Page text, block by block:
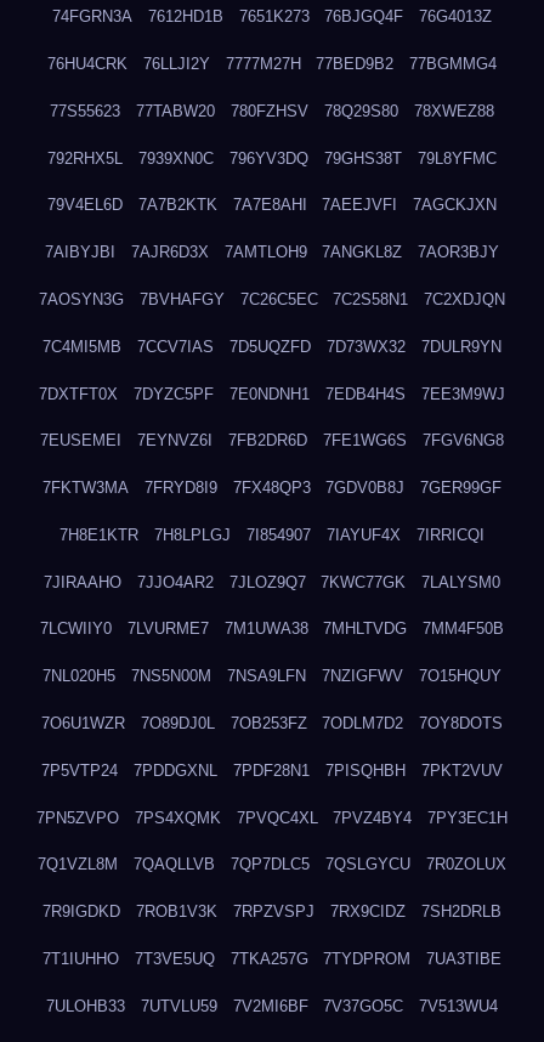
74FGRN3A 7612HD1B 7651K273 76BJGQ4F 76G4013Z
76HU4CRK 76LLJI2Y 7777M27H 77BED9B2 77BGMMG4
77S55623 77TABW20 780FZHSV 78Q29S80 78XWEZ88
792RHX5L 7939XN0C 796YV3DQ 79GHS38T 79L8YFMC
79V4EL6D 7A7B2KTK 7A7E8AHI 7AEEJVFI 7AGCKJXN
7AIBYJBI 7AJR6D3X 7AMTLOH9 7ANGKL8Z 7AOR3BJY
7AOSYN3G 7BVHAFGY 7C26C5EC 7C2S58N1 7C2XDJQN
7C4MI5MB 7CCV7IAS 7D5UQZFD 7D73WX32 7DULR9YN
7DXTFT0X 7DYZC5PF 7E0NDNH1 7EDB4H4S 7EE3M9WJ
7EUSEMEI 7EYNVZ6I 7FB2DR6D 7FE1WG6S 7FGV6NG8
7FKTW3MA 7FRYD8I9 7FX48QP3 7GDV0B8J 7GER99GF
7H8E1KTR 7H8LPLGJ 7I854907 7IAYUF4X 7IRRICQI
7JIRAAHO 7JJO4AR2 7JLOZ9Q7 7KWC77GK 7LALYSM0
7LCWIIY0 7LVURME7 7M1UWA38 7MHLTVDG 7MM4F50B
7NL020H5 7NS5N00M 7NSA9LFN 7NZIGFWV 7O15HQUY
7O6U1WZR 7O89DJ0L 7OB253FZ 7ODLM7D2 7OY8DOTS
7P5VTP24 7PDDGXNL 7PDF28N1 7PISQHBH 7PKT2VUV
7PN5ZVPO 7PS4XQMK 7PVQC4XL 7PVZ4BY4 7PY3EC1H
7Q1VZL8M 7QAQLLVB 7QP7DLC5 7QSLGYCU 7R0ZOLUX
7R9IGDKD 7ROB1V3K 7RPZVSPJ 7RX9CIDZ 7SH2DRLB
7T1IUHHO 7T3VE5UQ 7TKA257G 7TYDPROM 7UA3TIBE
7ULOHB33 7UTVLU59 7V2MI6BF 7V37GO5C 7V513WU4